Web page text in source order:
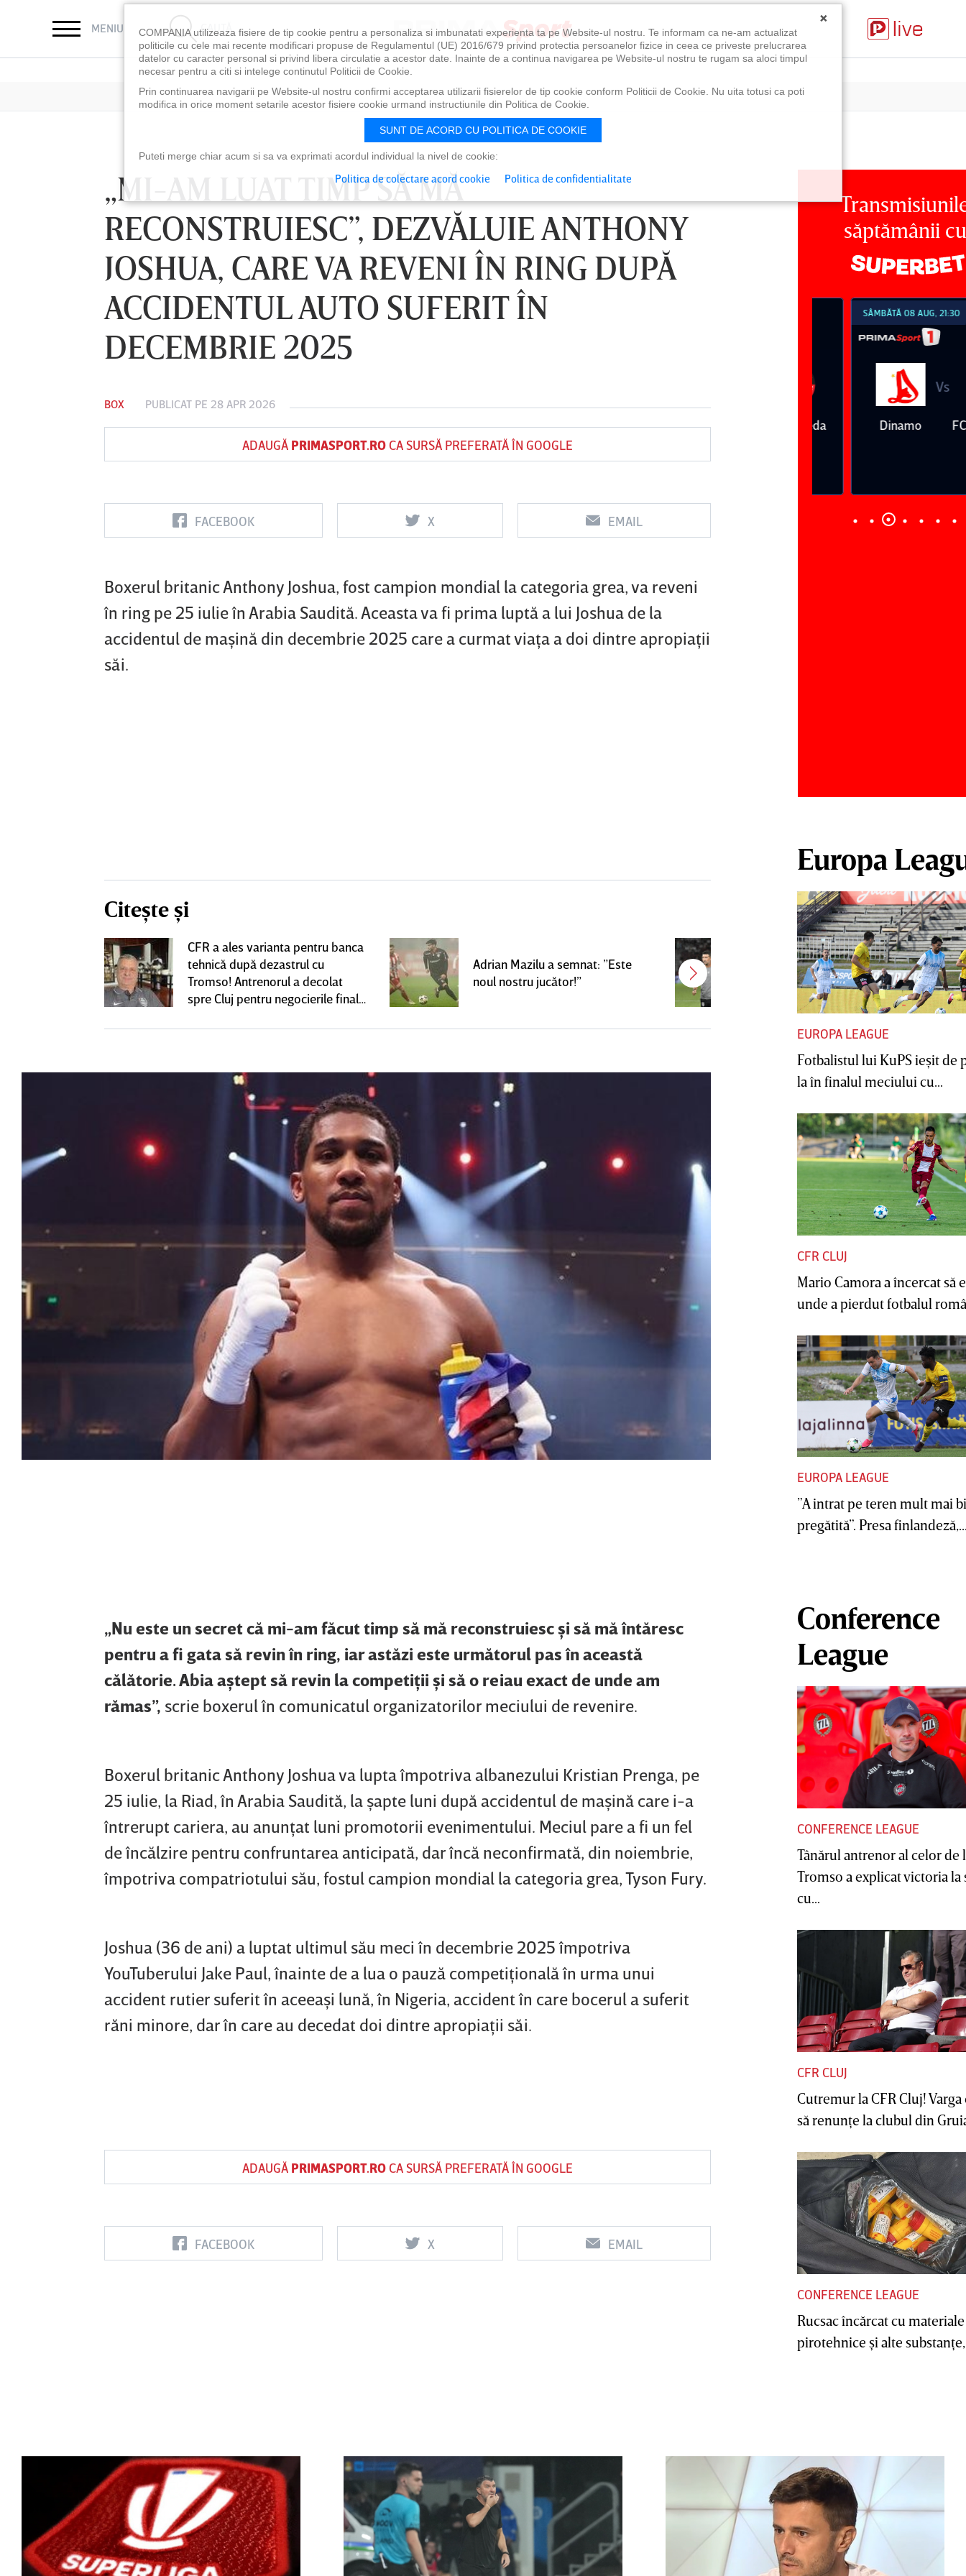
MENIU CAUTĂ
„MI-AM LUAT TIMP SĂ MĂ
RECONSTRUIESC”, DEZVĂLUIE ANTHONY
JOSHUA, CARE VA REVENI ÎN RING DUPĂ
ACCIDENTUL AUTO SUFERIT ÎN
DECEMBRIE 2025
BOX PUBLICAT PE 28 APR 2026
ADAUGĂ PRIMASPORT.ROCA SURSĂ PREFERATĂ ÎN GOOGLE
FACEBOOK X EMAIL
Boxerul britanic Anthony Joshua, fost campion mondial la categoria grea, va reveni
în ring pe 25 iulie în Arabia Saudită. Aceasta va fi prima luptă a lui Joshua de la
accidentul de maşină din decembrie 2025 care a curmat viaţa a doi dintre apropiaţii
săi.
Citește și
CFR a ales varianta pentru banca
tehnică după dezastrul cu
Tromso! Antrenorul a decolat
spre Cluj pentru negocierile finale
Adrian Mazilu a semnat: ”Este
noul nostru jucător!”
Antonio Folha a fost demis de la
CFR Cluj! Alţi 3 jucători sunt OUT
„Nu este un secret că mi-am făcut timp să mă reconstruiesc şi să mă întăresc
pentru a fi gata să revin în ring, iar astăzi este următorul pas în această
călătorie. Abia aştept să revin la competiţii şi să o reiau exact de unde am
rămas”, scrie boxerul în comunicatul organizatorilor meciului de revenire.
Boxerul britanic Anthony Joshua va lupta împotriva albanezului Kristian Prenga, pe
25 iulie, la Riad, în Arabia Saudită, la şapte luni după accidentul de maşină care i-a
întrerupt cariera, au anunţat luni promotorii evenimentului. Meciul pare a fi un fel
de încălzire pentru confruntarea anticipată, dar încă neconfirmată, din noiembrie,
împotriva compatriotului său, fostul campion mondial la categoria grea, Tyson Fury.
Joshua (36 de ani) a luptat ultimul său meci în decembrie 2025 împotriva
YouTuberului Jake Paul, înainte de a lua o pauză competiţională în urma unui
accident rutier suferit în aceeaşi lună, în Nigeria, accident în care bocerul a suferit
răni minore, dar în care au decedat doi dintre apropiaţii săi.
ADAUGĂ PRIMASPORT.ROCA SURSĂ PREFERATĂ ÎN GOOGLE
FACEBOOK X EMAIL
săptămânii cu
LUNI 10 AUG, 18:30
FC Botoşani
Corvinul
LUNI 10 AUG, 21:30
Sepsi OSK Sf
Gheorghe
FCSB
VINERI 07 AUG, 21:00
UTA Arad
0
Rapid
0
Farul
SÂMBĂTĂ 08 AUG, 21:30
Dinamo
Vs
FC
Europa
EUROPA LEAGUE
Fotbalistul lui KuPS ieşit de
la în finalul meciului cu...
CFR CLUJ
Mario Camora a încercat să
unde a pierdut fotbalul
EUROPA LEAGUE
”A intrat pe teren mult mai
pregătită”. Presa
Conference
League
CONFERENCE LEAGUE
Tânărul antrenor al celor de
Tromso a explicat victoria la
cu...
CFR CLUJ
Cutremur la CFR Cluj! Varga
să renunţe la clubul din
CONFERENCE LEAGUE
Rucsac încărcat cu materiale
pirotehnice şi alte substanţe,
×
COMPANIA utilizeaza fisiere de tip cookie pentru a personaliza si imbunatati experienta ta pe Website-ul nostru. Te informam ca ne-am actualizat
politicile cu cele mai recente modificari propuse de Regulamentul (UE) 2016/679 privind protectia persoanelor fizice in ceea ce priveste prelucrarea
datelor cu caracter personal si privind libera circulatie a acestor date. Inainte de a continua navigarea pe Website-ul nostru te rugam sa aloci timpul
necesar pentru a citi si intelege continutul Politicii de Cookie.
Prin continuarea navigarii pe Website-ul nostru confirmi acceptarea utilizarii fisierelor de tip cookie conform Politicii de Cookie. Nu uita totusi ca poti
modifica in orice moment setarile acestor fisiere cookie urmand instructiunile din Politica de Cookie.
SUNT DE ACORD CU POLITICA DE COOKIE
Puteti merge chiar acum si sa va exprimati acordul individual la nivel de cookie:
Politica de colectare acord cookie Politica de confidentialitate